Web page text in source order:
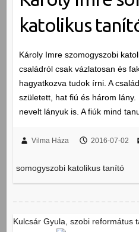
katolikus
Károly Imre szomogyszobi
családról csak vázlatosan és
hagyatkozva tudok írni. A
született, hat fiú és három
nevelt lányuk is. A fiúk mind
Vilma Háza 2016-07-02
somogyszobi katolikus tanító
Kulcsár Gyula, szobi református